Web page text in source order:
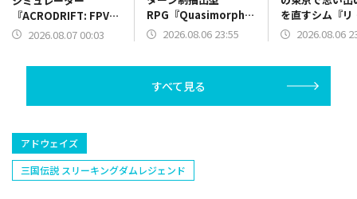
『ACRODRIFT: FPV
Drone Simulator』を
2026.08.07 00:03
RPG『Quasimorph』
のバージョン1.0を
2026.08.06 23:55
を直すシム『リ
ーリー: 思い出
2026.08.06
すべて見る
アドウェイズ
三国伝説 スリーキングダムレジェンド